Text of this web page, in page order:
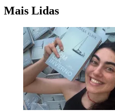
Mais Lidas